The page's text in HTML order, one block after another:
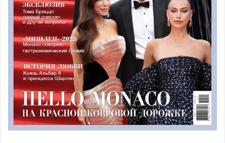
@pixabay.com
Orbital Solutions: монакский метод исследования
Вселенной